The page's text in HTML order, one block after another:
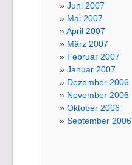
Juni 2007
Mai 2007
April 2007
März 2007
Februar 2007
Januar 2007
Dezember 2006
November 2006
Oktober 2006
September 2006